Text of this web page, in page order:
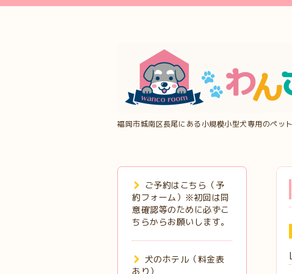
福岡市城南区長尾にある小規模小型犬専用のペッ
ご予約はこちら（予
約フォーム）※初回は同
意確認等のために必ずこ
ちらからお願いします。
犬のホテル（料金表
あり）